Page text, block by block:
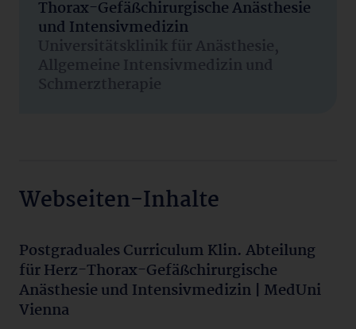
Thorax-Gefäßchirurgische Anästhesie
und Intensivmedizin
Universitätsklinik für Anästhesie,
Allgemeine Intensivmedizin und
Schmerztherapie
Webseiten-Inhalte
Postgraduales Curriculum Klin. Abteilung
für Herz-Thorax-Gefäßchirurgische
Anästhesie und Intensivmedizin | MedUni
Vienna